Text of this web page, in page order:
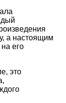
а настоящим
его
это